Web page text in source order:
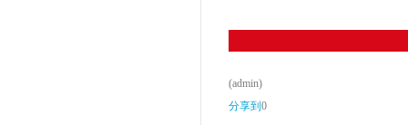
(admin)
分享到 0